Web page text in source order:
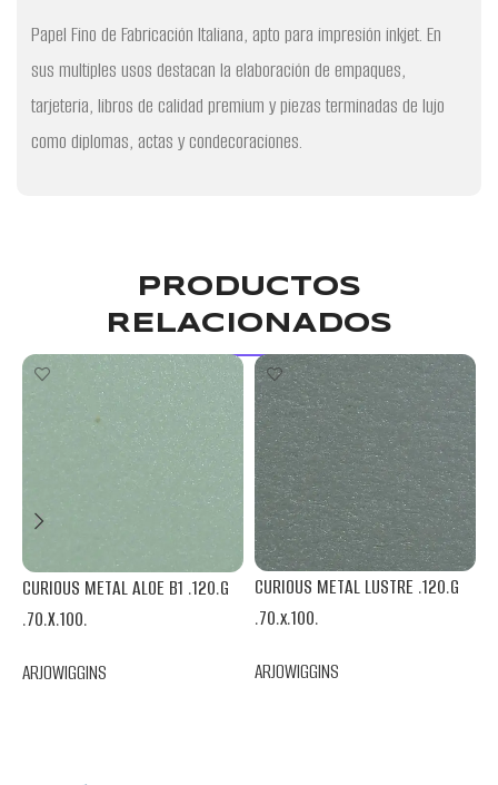
Papel Fino de Fabricación Italiana, apto para impresión inkjet. En
sus multiples usos destacan la elaboración de empaques,
tarjeteria, libros de calidad premium y piezas terminadas de lujo
como diplomas, actas y condecoraciones.
PRODUCTOS
RELACIONADOS
CURIOUS METAL ALOE B1 .120.G
.70.X.100.
ARJOWIGGINS
CURIOUS METAL LUSTRE .120.G
.70.x.100.
ARJOWIGGINS